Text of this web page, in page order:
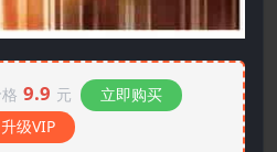
9.9 元
立即购买
升级VIP